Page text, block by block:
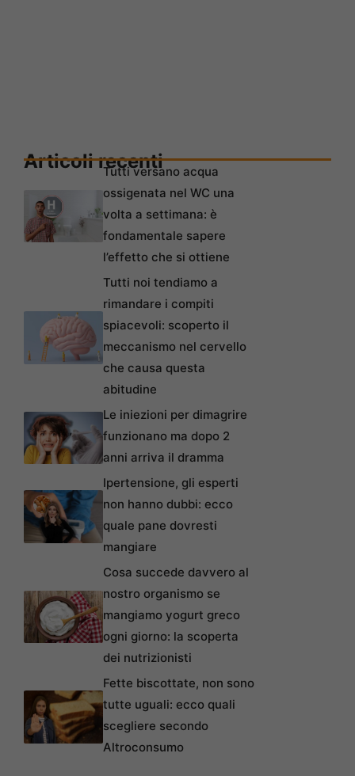
Articoli recenti
Tutti versano acqua
ossigenata nel WC una
volta a settimana: è
fondamentale sapere
l’effetto che si ottiene
Tutti noi tendiamo a
rimandare i compiti
spiacevoli: scoperto il
meccanismo nel cervello
che causa questa
abitudine
Le iniezioni per dimagrire
funzionano ma dopo 2
anni arriva il dramma
Ipertensione, gli esperti
non hanno dubbi: ecco
quale pane dovresti
mangiare
Cosa succede davvero al
nostro organismo se
mangiamo yogurt greco
ogni giorno: la scoperta
dei nutrizionisti
Fette biscottate, non sono
tutte uguali: ecco quali
scegliere secondo
Altroconsumo